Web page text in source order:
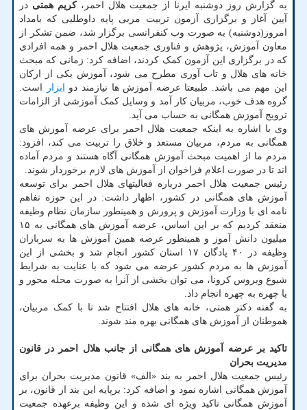
به گزارش روز دوشنبه ایرنا از جمعیت هلال احمر،کریم همتی در
آیین آغاز و برگزاری آزمون تربیت مربی پایه داوطلبی که بامداد
امروز(دوشنبه) به صورت وب کنفرانسی برگزار شد، ضمن تشکر از
معاون آموزش، پژوهش و فناوری جمعیت هلال احمر و همه افرادی
که در برگزاری این آزمون کمک کردند، اضافه کرد: زمانی که مبحث
خانه های هلال و تاب آوری مطرح می شود، آموزش یکی از ارکان
این مهم می باشد. طبیعتا عرضه آموزش ها نیازمند دو
ابزار
است.
گروه هدف خوب، مربیان کار آمد و وسایل کمک آموزشی از الزامات
ترویج آموزش همگانی به حساب می آید.
وی با اشاره به اینکه جمعیت هلال احمر برای عرضه آموزش های
همگانی به مردم، مربیان مستعد و خلاق را تربیت می کند، افزود:
مردم ما از اهمیت مبحث آموزش همگانی آگاه هستند و مردم آماده
اند تا در صورت اعلام فراخوان از آموزش های لازم برخوردار شوند.
رئیس جمعیت هلال احمر درباره فعالیتهای هلال احمر برای توسعه
آموزش های همگانی در کشور، اظهار داشت: در این حوزه تفاهم
نامه ای با وزارت آموزش و پرورش و همینطور سازمان نظام وظیفه
منعقد کردیم که بر این اساس، عرضه آموزش های همگانی به ۱۵
میلیون دانش آموز و همینطور عرضه همین آموزش ها به سربازان
وظیفه در ۴۰ پادگان ۱۷ استان کشور انجام شد و بخشی از این
آموزش ها به مردم کشور عرضه می شود که با عنایت به شرایط
شیوع ویروس کرونا، می توان بخشی از آنرا به صورت محله محور و
یا چهره به چهره انجام داد.
به گفته دکتر همتی، خانه های هلال افتتاح شد تا با کمک مربیان،
هموطنان از آموزش های همگانی بهره مند شوند.
تاکید بر عرضه آموزش های همگانی از جانب هلال احمر در قانون
مدیریت بحران
رئیس جمعیت هلال احمر به بند «الف» قانون مدیریت بحران برای
آموزش همگانی اشاره نمود و اضافه کرد: برپایه این بند از قانون، بر
آموزش همگانی تاکید ویژه ای شده و این وظیفه برعهده جمعیت